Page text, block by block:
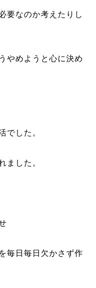
要なのか考えたりし
やめようと心に決め
でした。
ました。
せ
毎日毎日欠かさず作